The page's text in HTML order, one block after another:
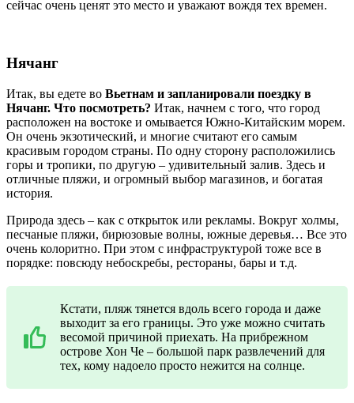
сейчас очень ценят это место и уважают вождя тех времен.
Нячанг
Итак, вы едете во Вьетнам и запланировали поездку в
Нячанг. Что посмотреть? Итак, начнем с того, что город
расположен на востоке и омывается Южно-Китайским морем.
Он очень экзотический, и многие считают его самым
красивым городом страны. По одну сторону расположились
горы и тропики, по другую – удивительный залив. Здесь и
отличные пляжи, и огромный выбор магазинов, и богатая
история.
Природа здесь – как с открыток или рекламы. Вокруг холмы,
песчаные пляжи, бирюзовые волны, южные деревья… Все это
очень колоритно. При этом с инфраструктурой тоже все в
порядке: повсюду небоскребы, рестораны, бары и т.д.
Кстати, пляж тянется вдоль всего города и даже
выходит за его границы. Это уже можно считать
весомой причиной приехать. На прибрежном
острове Хон Че – большой парк развлечений для
тех, кому надоело просто нежится на солнце.